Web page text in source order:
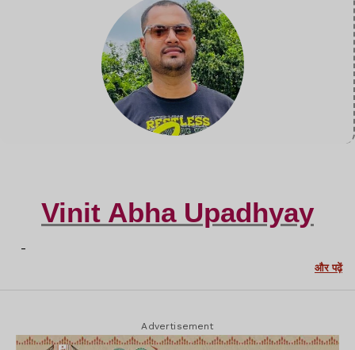
Vinit Abha Upadhyay
-
और पढ़ें
Advertisement